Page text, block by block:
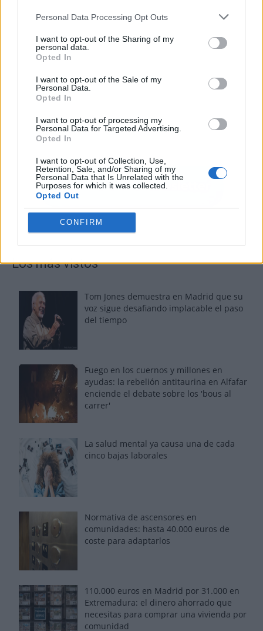
Personal Data Processing Opt Outs
I want to opt-out of the Sharing of my
personal data.
Opted In
I want to opt-out of the Sale of my
Personal Data.
Opted In
I want to opt-out of processing my
Personal Data for Targeted Advertising.
Opted In
I want to opt-out of Collection, Use,
Retention, Sale, and/or Sharing of my
Personal Data that Is Unrelated with the
Purposes for which it was collected.
Opted Out
CONFIRM
Los más vistos
Tom Jones demuestra en Madrid que su
voz sigue desafiando implacable el paso
del tiempo
Fuego en los cuernos y millones en
ayudas: la rebelión antitaurina en Alfafar
enciende el debate sobre los 'bous al
carrer'
La salud mental ya causa una de cada
cinco bajas laborales
Normativa de ascensores en
comunidades: hasta 40.000 euros de
coste para adaptarlos
110.000 euros en Madrid por 31.000 en
Extremadura: el dinero ahorrado que
necesitas para comprar una vivienda por
comunidad